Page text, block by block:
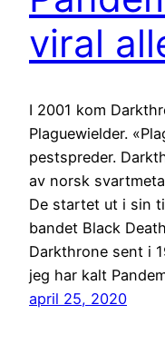
viral
I 2001 kom
Plaguewielder.
pestspreder.
av norsk
De startet ut i sin
bandet Black
Darkthrone sent i
jeg har kalt
april 25, 2020